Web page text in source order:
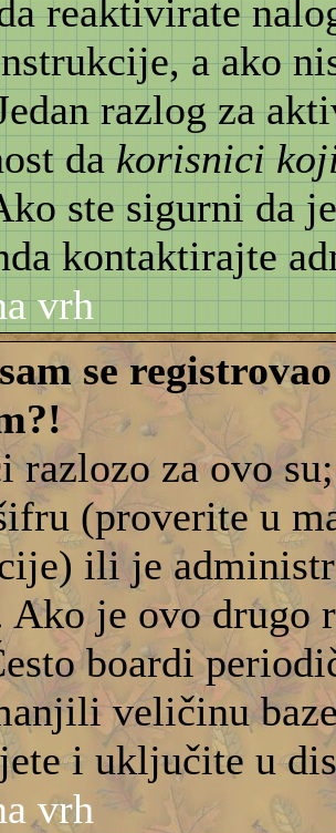
reaktivirate
a ako
razlog za
dakorisnici
ste sigurni da
kontaktirajte
vrh
se
razlozo za ovo
(proverite u
ili je
Ako je ovo drugo
boardi
veličinu
i uključite u
vrh